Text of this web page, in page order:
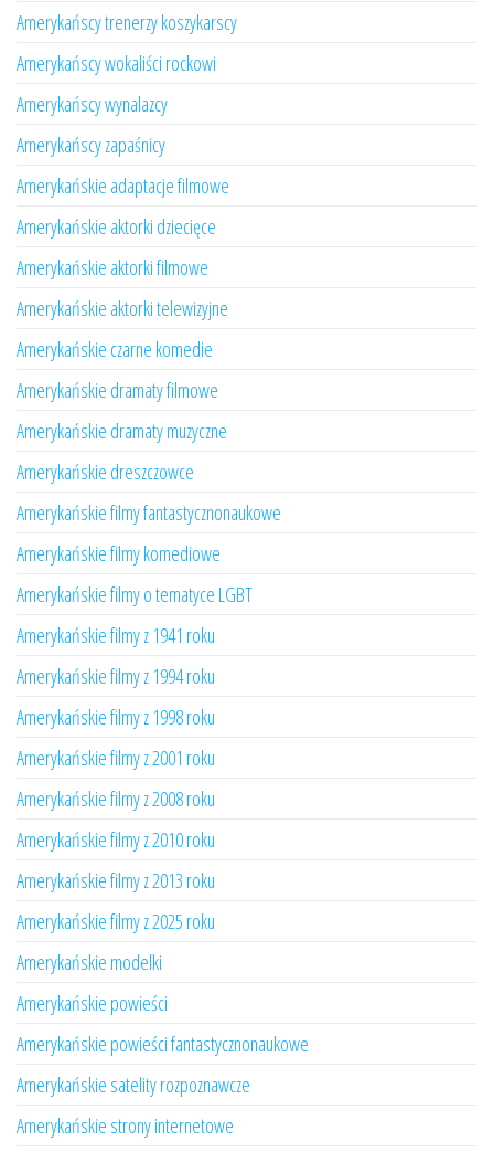
Amerykańscy trenerzy koszykarscy
Amerykańscy wokaliści rockowi
Amerykańscy wynalazcy
Amerykańscy zapaśnicy
Amerykańskie adaptacje filmowe
Amerykańskie aktorki dziecięce
Amerykańskie aktorki filmowe
Amerykańskie aktorki telewizyjne
Amerykańskie czarne komedie
Amerykańskie dramaty filmowe
Amerykańskie dramaty muzyczne
Amerykańskie dreszczowce
Amerykańskie filmy fantastycznonaukowe
Amerykańskie filmy komediowe
Amerykańskie filmy o tematyce LGBT
Amerykańskie filmy z 1941 roku
Amerykańskie filmy z 1994 roku
Amerykańskie filmy z 1998 roku
Amerykańskie filmy z 2001 roku
Amerykańskie filmy z 2008 roku
Amerykańskie filmy z 2010 roku
Amerykańskie filmy z 2013 roku
Amerykańskie filmy z 2025 roku
Amerykańskie modelki
Amerykańskie powieści
Amerykańskie powieści fantastycznonaukowe
Amerykańskie satelity rozpoznawcze
Amerykańskie strony internetowe